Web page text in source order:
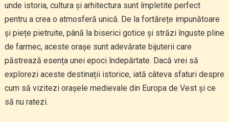
unde istoria, cultura și arhitectura sunt împletite perfect
pentru a crea o atmosferă unică. De la fortărețe impunătoare
și piețe pietruite, până la biserici gotice și străzi înguste pline
de farmec, aceste orașe sunt adevărate bijuterii care
păstrează esența unei epoci îndepărtate. Dacă vrei să
explorezi aceste destinații istorice, iată câteva sfaturi despre
cum să vizitezi orașele medievale din Europa de Vest și ce
să nu ratezi.